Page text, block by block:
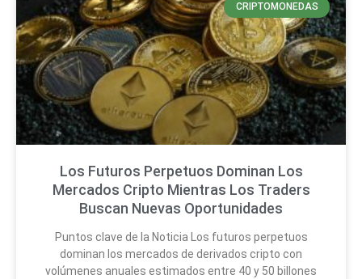
CRIPTOMONEDAS
Los Futuros Perpetuos Dominan Los
Mercados Cripto Mientras Los Traders
Buscan Nuevas Oportunidades
Puntos clave de la Noticia Los futuros perpetuos
dominan los mercados de derivados cripto con
volúmenes anuales estimados entre 40 y 50 billones